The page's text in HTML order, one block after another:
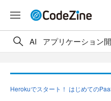
AI アプリケーション
Herokuでスタート！ はじめての